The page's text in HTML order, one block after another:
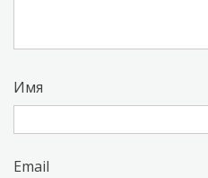
Имя
Email